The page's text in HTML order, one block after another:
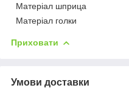
Матеріал шприца
Матеріал голки
Приховати
Умови доставки